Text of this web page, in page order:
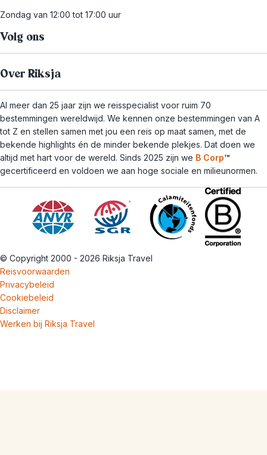
Zondag van 12:00 tot 17:00 uur
Volg ons
Over Riksja
Al meer dan 25 jaar zijn we reisspecialist voor ruim 70
bestemmingen wereldwijd. We kennen onze bestemmingen van A
tot Z en stellen samen met jou een reis op maat samen, met de
bekende highlights én de minder bekende plekjes. Dat doen we
altijd met hart voor de wereld. Sinds 2025 zijn we B Corp™
gecertificeerd en voldoen we aan hoge sociale en milieunormen.
© Copyright 2000 - 2026 Riksja Travel
Reisvoorwaarden
Privacybeleid
Cookiebeleid
Disclaimer
Werken bij Riksja Travel